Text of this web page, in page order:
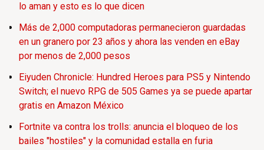
lo aman y esto es lo que dicen
Más de 2,000 computadoras permanecieron guardadas
en un granero por 23 años y ahora las venden en eBay
por menos de 2,000 pesos
Eiyuden Chronicle: Hundred Heroes para PS5 y Nintendo
Switch; el nuevo RPG de 505 Games ya se puede apartar
gratis en Amazon México
Fortnite va contra los trolls: anuncia el bloqueo de los
bailes "hostiles" y la comunidad estalla en furia